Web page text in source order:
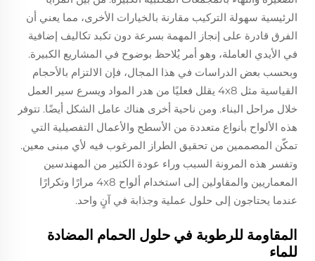
الرئيسية سهولة التركيب مقارنة بالخيارات الأخرى، مما يعني أن
الفرق قادرة على إنجاز المهمة بسرعة دون تكبد تكاليف إضافية
في الأيدي العاملة، وهو أمر يُلاحظ بوضوح في المشاريع الكبيرة.
وبحسب بعض الدراسات في هذا المجال، فإن الالتزام بالأحجام
القياسية مثل 4x8 يقلل فعليًا من هدر المواد ويسرع سير العمل
خلال مراحل البناء. ومن ناحية أخرى هناك عامل الشكل أيضًا. تتوفر
هذه الألواح بأنواع متعددة من الأسطح والأعمال التفصيلية التي
تمكّن المصممين من تحقيق الطراز المرغوب فيه لأي مبنى معين.
وتفسر هذه المرونة السبب وراء عودة الكثير من المهندسين
المعماريين والمقاولين إلى استخدام ألواح 4x8 مرارًا وتكرارًا
عندما يحتاجون إلى حلول عملية وجذابة في آنٍ واحد.
المقاومة للرطوبة في حلول الحمام المضادة
للماء